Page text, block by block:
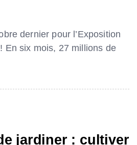
dernier pour l’Exposition
En six mois, 27 millions de
jardiner : cultiver